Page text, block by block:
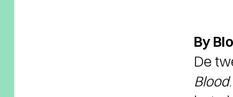
By
De
Blood